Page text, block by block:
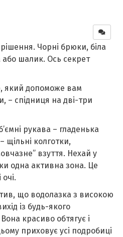
рішення. Чорні брюки, біла
або шалик. Ось секрет
який допоможе вам
– спідниця на дві-три
рукава – ​​гладенька
щільні колготки,
взуття. Нехай у
одна активна зона. Це
що водолазка з високою
із будь-якого
красиво обтягує і
приховує усі подробиці